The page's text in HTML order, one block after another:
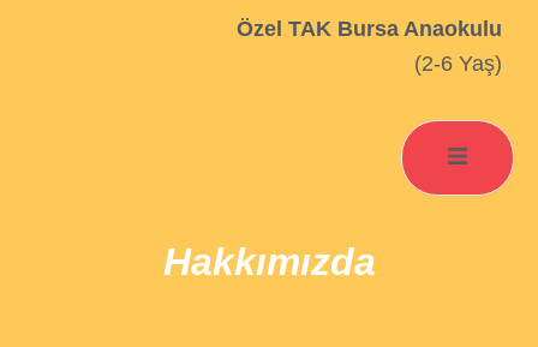
Özel TAK Bursa Anaokulu
(2-6 Yaş)
Hakkımızda